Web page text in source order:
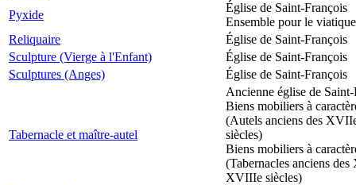
Pyxide
Église de Saint-François
Ensemble pour le viatique
Reliquaire
Église de Saint-François
Sculpture (Vierge à l'Enfant)
Église de Saint-François
Sculptures (Anges)
Église de Saint-François
Tabernacle et maître-autel
Ancienne église de Saint-
Biens mobiliers à
(Autels anciens des
siècles)
Biens mobiliers à
(Tabernacles anciens
XVIIIe siècles)